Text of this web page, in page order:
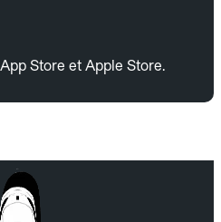
Store et Apple Store.